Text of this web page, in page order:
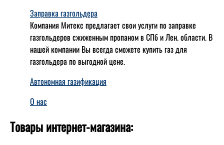
Заправка газгольдера
Компания Митекс предлагает свои услуги по заправке
газгольдеров сжиженным пропаном в СПб и Лен. области. В
нашей компании Вы всегда сможете купить газ для
газгольдера по выгодной цене.
Автономная газификация
О нас
Товары интернет-магазина: